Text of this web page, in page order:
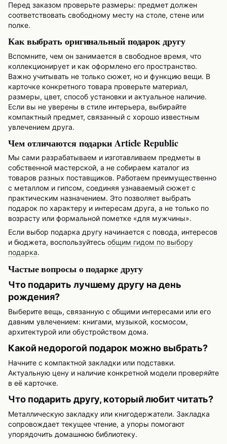
Перед заказом проверьте размеры: предмет должен
соответствовать свободному месту на столе, стене или
полке.
Как выбрать оригинальный подарок другу
Вспомните, чем он занимается в свободное время, что
коллекционирует и как оформлено его пространство.
Важно учитывать не только сюжет, но и функцию вещи. В
карточке конкретного товара проверьте материал,
размеры, цвет, способ установки и актуальное наличие.
Если вы не уверены в стиле интерьера, выбирайте
компактный предмет, связанный с хорошо известным
увлечением друга.
Чем отличаются подарки Article Republic
Мы сами разрабатываем и изготавливаем предметы в
собственной мастерской, а не собираем каталог из
товаров разных поставщиков. Работаем преимущественно
с металлом и гипсом, соединяя узнаваемый сюжет с
практическим назначением. Это позволяет выбрать
подарок по характеру и интересам друга, а не только по
возрасту или формальной пометке «для мужчины».
Если выбор подарка другу начинается с повода, интересов
и бюджета, воспользуйтесь общим гидом по выбору
подарка.
Частые вопросы о подарке другу
Что подарить лучшему другу на день
рождения?
Выберите вещь, связанную с общими интересами или его
давним увлечением: книгами, музыкой, космосом,
архитектурой или обустройством дома.
Какой недорогой подарок можно выбрать?
Начните с компактной закладки или подставки.
Актуальную цену и наличие конкретной модели проверяйте
в её карточке.
Что подарить другу, который любит читать?
Металлическую закладку или книгодержатели. Закладка
сопровождает текущее чтение, а упоры помогают
упорядочить домашнюю библиотеку.